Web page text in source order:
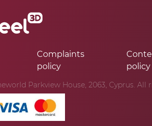
Complaints
policy
policy
Parkview House, 2063, Cyprus. All